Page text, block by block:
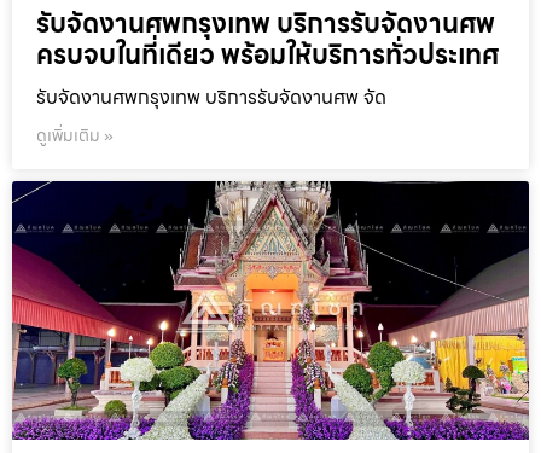
รับจัดงานศพกรุงเทพ บริการรับจัดงานศพ
ครบจบในที่เดียว พร้อมให้บริการทั่วประเทศ
รับจัดงานศพกรุงเทพ บริการรับจัดงานศพ จัด
ดูเพิ่มเติม »